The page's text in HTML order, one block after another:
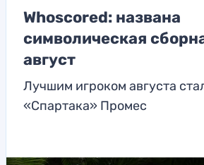
Whoscored: названа
символическая
август
Лучшим игроком августа
«Спартака» Промес